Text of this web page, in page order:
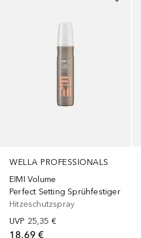
WELLA PROFESSIONALS
EIMI Volume
Perfect Setting Sprühfestiger
Hitzeschutzspray
UVP 25,35 €
18,69 €